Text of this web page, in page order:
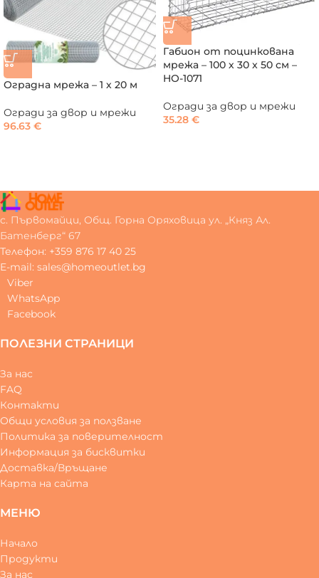
Оградна мрежа – 1 х 20 м
Огради за двор и мрежи
96.63 €
Габион от поцинкована
мрежа – 100 х 30 x 50 см –
HO-1071
Огради за двор и мрежи
35.28 €
с. Първомайци, Общ. Горна Оряховица ул. „Княз Ал.
Батенберг“ 67
Телефон: +359 876 17 40 25
E-mail: sales@homeoutlet.bg
Viber
WhatsApp
Facebook
ПОЛЕЗНИ СТРАНИЦИ
За нас
FAQ
Контакти
Общи условия за ползване
Политика за поверителност
Информация за бисквитки
Доставка/Връщане
Карта на сайта
МЕНЮ
Начало
Продукти
За нас